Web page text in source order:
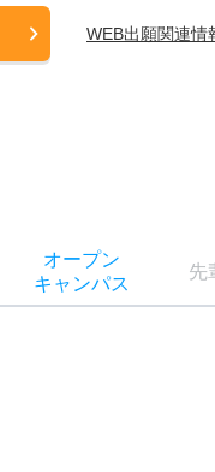
WEB出願関連情
オープン
キャンパス
先